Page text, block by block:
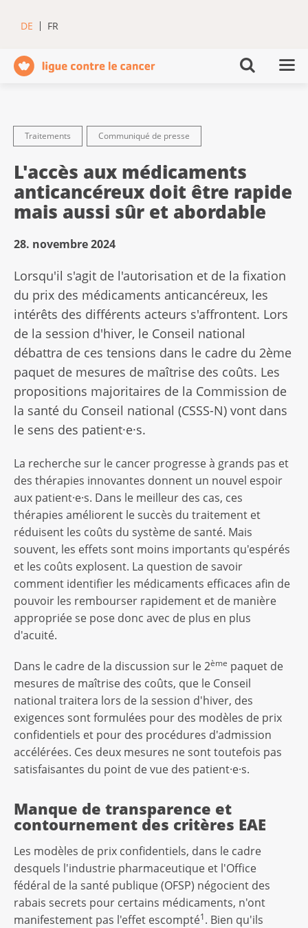
DE FR
Traitements Communiqué de presse
L'accès aux médicaments
anticancéreux doit être rapide
mais aussi sûr et abordable
28. novembre 2024
Lorsqu'il s'agit de l'autorisation et de la fixation
du prix des médicaments anticancéreux, les
intérêts des différents acteurs s'affrontent. Lors
de la session d'hiver, le Conseil national
débattra de ces tensions dans le cadre du 2ème
paquet de mesures de maîtrise des coûts. Les
propositions majoritaires de la Commission de
la santé du Conseil national (CSSS-N) vont dans
le sens des patient·e·s.
La recherche sur le cancer progresse à grands pas et
des thérapies innovantes donnent un nouvel espoir
aux patient·e·s. Dans le meilleur des cas, ces
thérapies améliorent le succès du traitement et
réduisent les coûts du système de santé. Mais
souvent, les effets sont moins importants qu'espérés
et les coûts explosent. La question de savoir
comment identifier les médicaments efficaces afin de
pouvoir les rembourser rapidement et de manière
appropriée se pose donc avec de plus en plus
d'acuité.
Dans le cadre de la discussion sur le 2ème paquet de
mesures de maîtrise des coûts, que le Conseil
national traitera lors de la session d'hiver, des
exigences sont formulées pour des modèles de prix
confidentiels et pour des procédures d'admission
accélérées. Ces deux mesures ne sont toutefois pas
satisfaisantes du point de vue des patient·e·s.
Manque de transparence et
contournement des critères EAE
Les modèles de prix confidentiels, dans le cadre
desquels l'industrie pharmaceutique et l'Office
fédéral de la santé publique (OFSP) négocient des
rabais secrets pour certains médicaments, n'ont
manifestement pas l'effet escompté1. Bien qu'ils